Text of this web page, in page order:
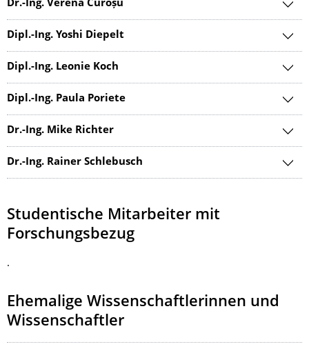
Dr.-Ing. Verena Curoșu
Dipl.-Ing. Yoshi Diepelt
Dipl.-Ing. Leonie Koch
Dipl.-Ing. Paula Poriete
Dr.-Ing. Mike Richter
Dr.-Ing. Rainer Schlebusch
Studentische Mitarbeiter mit
Forschungsbezug
.
Ehemalige Wissenschaftlerinnen und
Wissenschaftler